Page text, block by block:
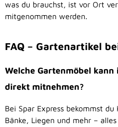
was du brauchst, ist vor Ort
mitgenommen werden.
FAQ – Gartenartikel
Welche Gartenmöbel kann
direkt mitnehmen?
Bei Spar Express bekommst du
Bänke, Liegen und mehr –